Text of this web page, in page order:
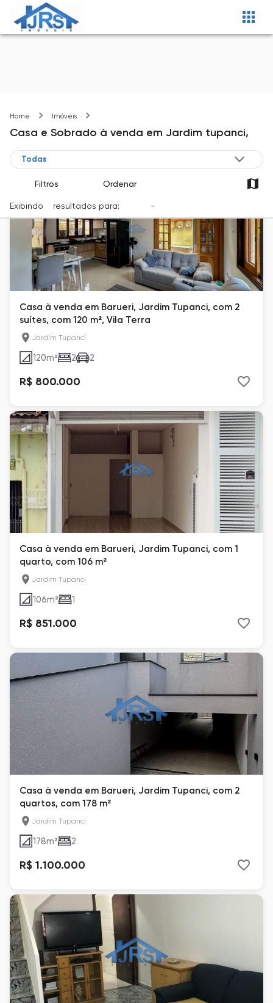
Home Imóveis
Casa e Sobrado à venda em Jardim tupanci,
Filtros Ordenar
Exibindo resultados para: -
Casa à venda em Barueri, Jardim Tupanci, com 2
suítes, com 120 m², Vila Terra
Jardim Tupanci
120m² 2 2
R$ 800.000
Casa à venda em Barueri, Jardim Tupanci, com 1
quarto, com 106 m²
Jardim Tupanci
106m² 1
R$ 851.000
Casa à venda em Barueri, Jardim Tupanci, com 2
quartos, com 178 m²
Jardim Tupanci
178m² 2
R$ 1.100.000